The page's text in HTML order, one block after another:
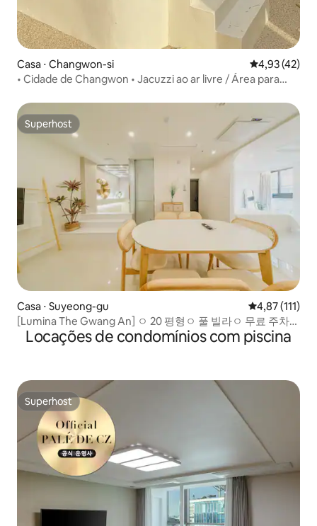
Casa ⋅ Changwon-si 4,93 de uma
4,93 (42)
• Cidade de Changwon • Jacuzzi ao ar livre / Área para
reformada / Floresta de bambu
Superhost
Superhost
Casa ⋅ Suyeong-gu 4,87 de uma
4,87 (111)
[Lumina The Gwang An] ㅇ 20 평형ㅇ 풀 빌라ㅇ 무료 주차ㅇ
침대 2 개ㅇ 온수 풀ㅇ 세스코 방역ㅇ 건물 앞 해변가 5 초ㅇ
Locações de condomínios com piscina
Superhost
Superhost